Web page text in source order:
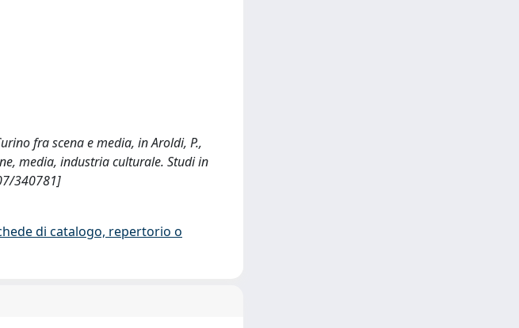
fra scena e media, in Aroldi, P.,
media, industria culturale. Studi in
340781]
di catalogo, repertorio o